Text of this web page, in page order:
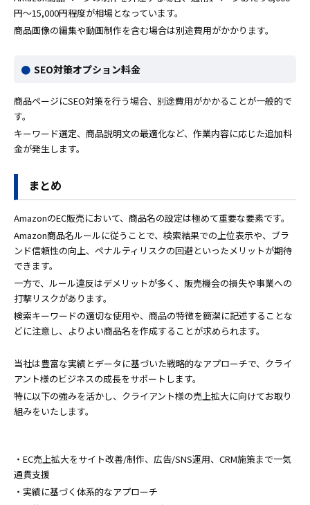
円〜15,000円程度が相場となっています。
商品画像の編集や動画制作を含む場合は別途費用がかかります。
SEO対策オプション料金
商品ページにSEO対策を行う場合、別途費用がかかることが一般的で
す。
キーワード選定、商品説明文の最適化など、作業内容に応じた追加料
金が発生します。
まとめ
AmazonのEC販売において、商品名の設定は極めて重要な要素です。
Amazon商品名ルールに従うことで、検索結果での上位表示や、ブラ
ンド信頼性の向上、ペナルティリスクの回避といったメリットが期待
できます。
一方で、ルール違反はデメリットが多く、販売機会の損失や事業への
打撃リスクがあります。
検索キーワードの適切な使用や、商品の特徴を簡潔に記述することな
どに注意し、よりよい商品名を作成することが求められます。
当社は豊富な実績とデータに基づいた戦略的なアプローチで、クライ
アント様のビジネスの成長をサポートします。
特に以下の強みを活かし、クライアント様の売上拡大に向けてお取り
組みをいたします。
・EC売上拡大をサイト改善/制作、広告/SNS運用、CRM施策まで一気
通貫支援
・実績に基づく体系的なアプローチ